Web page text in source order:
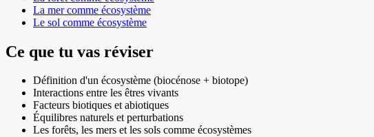
La mer comme écosystème
Le sol comme écosystème
Ce que tu vas réviser
Définition d'un écosystème (biocénose + biotope)
Interactions entre les êtres vivants
Facteurs biotiques et abiotiques
Équilibres naturels et perturbations
Les forêts, les mers et les sols comme écosystèmes